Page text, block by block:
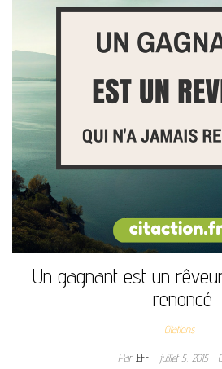
Un gagnant est un
renoncé
Citations
ParJEFF juillet 5, 2015